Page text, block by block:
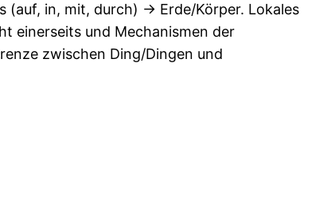
in, mit, durch) -> Erde/Körper. Lokales
einerseits und Mechanismen der
zwischen Ding/Dingen und